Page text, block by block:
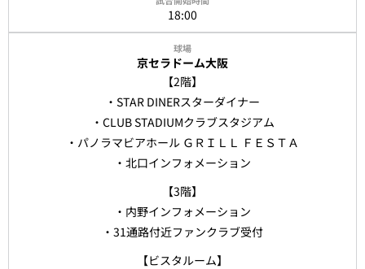
18:00
京セラドーム大阪
【2階】
・STAR DINERスターダイナー
・CLUB STADIUMクラブスタジアム
・パノラマビアホール ＧＲＩＬＬ ＦＥＳＴＡ
・北口インフォメーション
【3階】
・内野インフォメーション
・31通路付近ファンクラブ受付
【ビスタルーム】